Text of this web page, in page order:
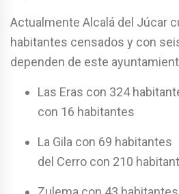
Actualmente Alcalá del Júcar
habitantes censados y con
dependen de este
Las Eras con 324
con 16 habitantes
La Gila con 69
del Cerro con 210